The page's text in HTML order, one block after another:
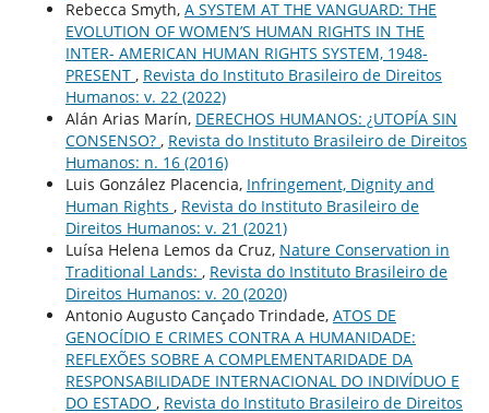
Rebecca Smyth, A SYSTEM AT THE VANGUARD: THE
EVOLUTION OF WOMEN’S HUMAN RIGHTS IN THE
INTER- AMERICAN HUMAN RIGHTS SYSTEM, 1948-
PRESENT , Revista do Instituto Brasileiro de Direitos
Humanos: v. 22 (2022)
Alán Arias Marín, DERECHOS HUMANOS: ¿UTOPÍA SIN
CONSENSO? , Revista do Instituto Brasileiro de Direitos
Humanos: n. 16 (2016)
Luis González Placencia, Infringement, Dignity and
Human Rights , Revista do Instituto Brasileiro de
Direitos Humanos: v. 21 (2021)
Luísa Helena Lemos da Cruz, Nature Conservation in
Traditional Lands: , Revista do Instituto Brasileiro de
Direitos Humanos: v. 20 (2020)
Antonio Augusto Cançado Trindade, ATOS DE
GENOCÍDIO E CRIMES CONTRA A HUMANIDADE:
REFLEXÕES SOBRE A COMPLEMENTARIDADE DA
RESPONSABILIDADE INTERNACIONAL DO INDIVÍDUO E
DO ESTADO , Revista do Instituto Brasileiro de Direitos